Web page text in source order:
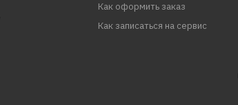
Как оформить заказ
Как записаться на сервис